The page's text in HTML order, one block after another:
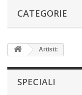
CATEGORIE
Artisti:
SPECIALI